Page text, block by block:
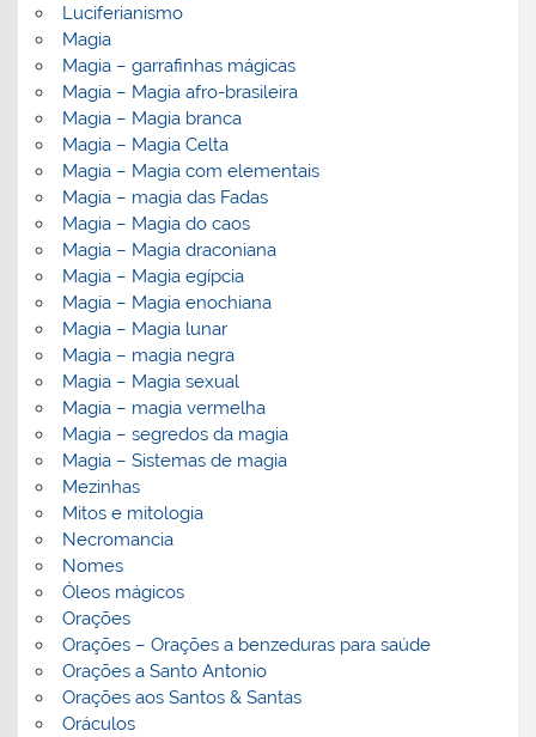
Luciferianismo
Magia
Magia – garrafinhas mágicas
Magia – Magia afro-brasileira
Magia – Magia branca
Magia – Magia Celta
Magia – Magia com elementais
Magia – magia das Fadas
Magia – Magia do caos
Magia – Magia draconiana
Magia – Magia egípcia
Magia – Magia enochiana
Magia – Magia lunar
Magia – magia negra
Magia – Magia sexual
Magia – magia vermelha
Magia – segredos da magia
Magia – Sistemas de magia
Mezinhas
Mitos e mitologia
Necromancia
Nomes
Óleos mágicos
Orações
Orações – Orações a benzeduras para saúde
Orações a Santo Antonio
Orações aos Santos & Santas
Oráculos